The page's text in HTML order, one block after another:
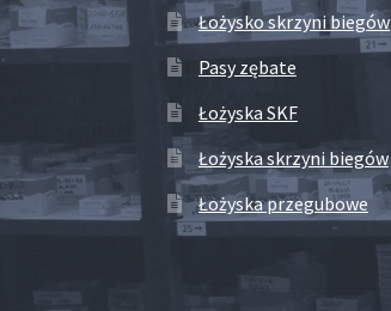
Łożysko skrzyni biegów
Pasy zębate
Łożyska SKF
Łożyska skrzyni biegów
Łożyska przegubowe